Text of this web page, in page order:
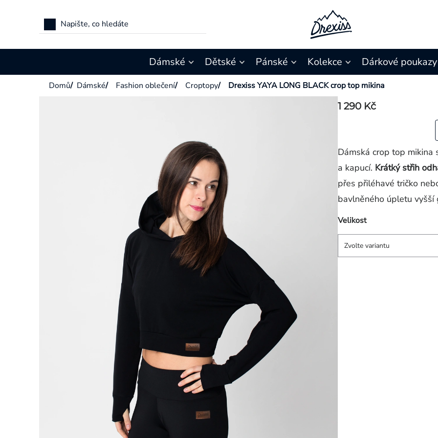
Dámské Dětské Pánské Kolekce Dárkové poukazy
Domů/ Dámské/ Fashion oblečení/ Croptopy/ Drexiss YAYA LONG BLACK crop top mikina
1 290 Kč
Velikost
Dámská crop top mikina
a kapucí. Krátký střih
přes přiléhavé tričko
bavlněného úpletu vyšší